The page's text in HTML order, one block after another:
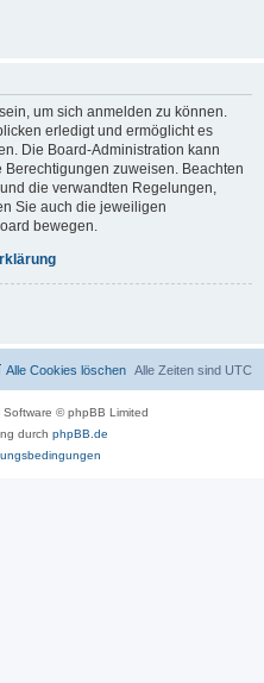
um sich anmelden zu können.
erledigt und ermöglicht es
Die Board-Administration kann
zuweisen. Beachten
die verwandten Regelungen,
Sie auch die jeweiligen
bewegen.
Alle Zeiten sind UTC
Alle Cookies löschen
Software © phpBB Limited
durch phpBB.de